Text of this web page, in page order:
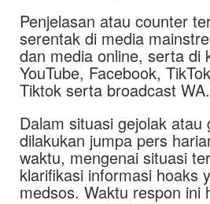
Penjelasan atau counter
serentak di media
dan media online, serta di
YouTube, Facebook,
Tiktok serta broadcast WA.
Dalam situasi gejolak atau
dilakukan jumpa pers
waktu, mengenai situasi
klarifikasi informasi hoaks
medsos. Waktu respon ini